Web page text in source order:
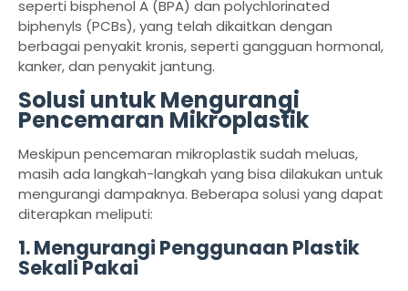
seperti bisphenol A (BPA) dan polychlorinated
biphenyls (PCBs), yang telah dikaitkan dengan
berbagai penyakit kronis, seperti gangguan hormonal,
kanker, dan penyakit jantung.
Solusi untuk Mengurangi
Pencemaran Mikroplastik
Meskipun pencemaran mikroplastik sudah meluas,
masih ada langkah-langkah yang bisa dilakukan untuk
mengurangi dampaknya. Beberapa solusi yang dapat
diterapkan meliputi:
1.Mengurangi Penggunaan Plastik
Sekali Pakai